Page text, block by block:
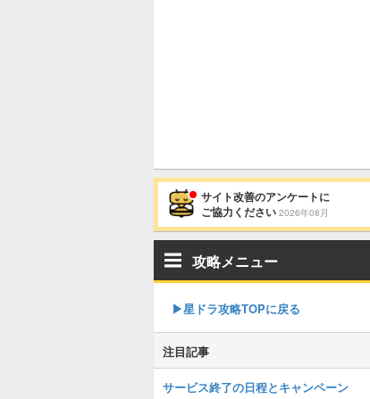
サイト改善のアンケートに
ご協力ください 2026年08月
攻略メニュー
▶︎星ドラ攻略TOPに戻る
注目記事
サービス終了の日程とキャンペーン